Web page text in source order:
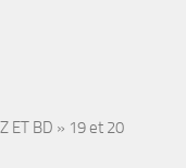
ET BD » 19 et 20